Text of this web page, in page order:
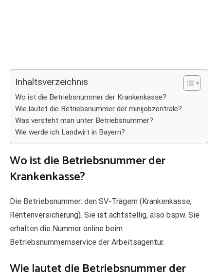
Inhaltsverzeichnis
Wo ist die Betriebsnummer der Krankenkasse?
Wie lautet die Betriebsnummer der minijobzentrale?
Was versteht man unter Betriebsnummer?
Wie werde ich Landwirt in Bayern?
Wo ist die Betriebsnummer der
Krankenkasse?
Die Betriebsnummer: den SV-Trägern (Krankenkasse,
Rentenversicherung). Sie ist achtstellig, also bspw. Sie
erhalten die Nummer online beim
Betriebsnummernservice der Arbeitsagentur.